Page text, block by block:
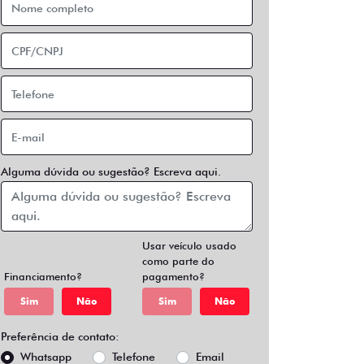
Alguma dúvida ou sugestão? Escreva aqui.
Financiamento?
Sim Não
Usar veículo usado
como parte do
pagamento?
Sim Não
Preferência de contato:
Whatsapp
Telefone Email